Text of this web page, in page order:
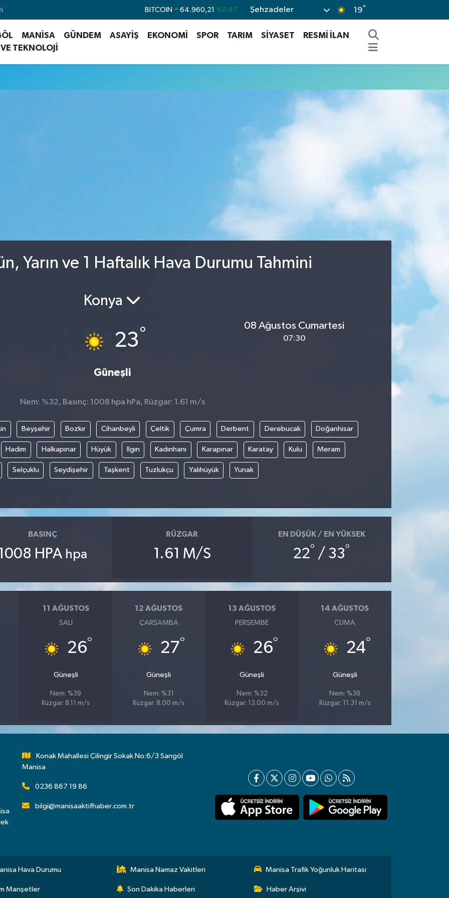
BITCOIN 64.960,21 %0.87
STERLİN 64,4811 %0.38
Şehzadeler 19°
MANİSA GÜNDEM ASAYİŞ EKONOMİ SPOR TARIM SİYASET
RESMİ İLAN
TEKNOLOJİ
Yarın ve 1 Haftalık Hava Durumu Tahmini
Konya
23°
Güneşli
08 Ağustos Cumartesi
07:30
Nem: %32, Basınç: 1008 hpa hPa, Rüzgar: 1.61 m/s
Beyşehir Bozkır Cihanbeyli Çeltik Çumra Derbent Derebucak Doğanhisar
Hadim Halkapınar Hüyük Ilgın Kadınhanı Karapınar Karatay Kulu Meram
Selçuklu Seydişehir Taşkent Tuzlukçu Yalıhüyük Yunak
BASINÇ
HPA hpa
RÜZGAR
1.61 M/S
EN DÜŞÜK / EN YÜKSEK
22° / 33°
11 AĞUSTOS
SALI
26°
Güneşli
Nem: %39
Rüzgar: 8.11 m/s
12 AĞUSTOS
ÇARŞAMBA
27°
Güneşli
Nem: %31
Rüzgar: 8.00 m/s
13 AĞUSTOS
PERŞEMBE
26°
Güneşli
Nem: %32
Rüzgar: 13.00 m/s
14 AĞUSTOS
CUMA
24°
Güneşli
Nem: %38
Rüzgar: 11.31 m/s
Konak Mahallesi Çilingir Sokak No:6/3 Sarıgöl
Manisa
0236 867 19 86
bilgi@manisaaktifhaber.com.tr
Hava Durumu Manisa Namaz Vakitleri Manisa Trafik Yoğunluk Haritası
Manşetler Son Dakika Haberleri Haber Arşivi